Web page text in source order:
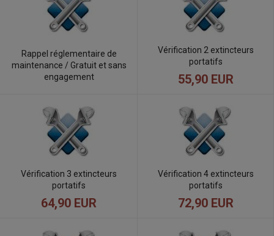
Rappel réglementaire de
maintenance / Gratuit et sans
engagement
Vérification 2 extincteurs
portatifs
55,90 EUR
Vérification 3 extincteurs
portatifs
64,90 EUR
Vérification 4 extincteurs
portatifs
72,90 EUR